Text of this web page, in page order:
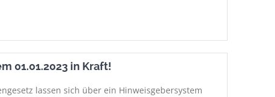
01.01.2023 in Kraft!
lassen sich über ein Hinweisgebersystem